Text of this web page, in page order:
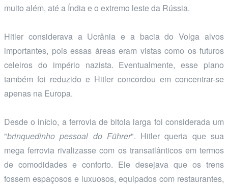
muito além, até a Índia e o extremo leste da Rússia.
Hitler considerava a Ucrânia e a bacia do Volga alvos
importantes, pois essas áreas eram vistas como os futuros
celeiros do império nazista. Eventualmente, esse plano
também foi reduzido e Hitler concordou em concentrar-se
apenas na Europa.
Desde o início, a ferrovia de bitola larga foi considerada um
"brinquedinho pessoal do Führer". Hitler queria que sua
mega ferrovia rivalizasse com os transatlânticos em termos
de comodidades e conforto. Ele desejava que os trens
fossem espaçosos e luxuosos, equipados com restaurantes,